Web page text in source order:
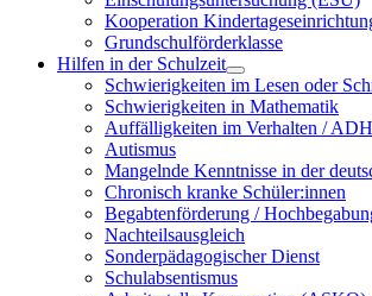
Kooperation
Grundschulförderklasse
Hilfen in der Schulzeit
Schwierigkeiten im Lesen oder
Schwierigkeiten in Mathematik
Auffälligkeiten im Verhalten /
Autismus
Mangelnde Kenntnisse in der
Chronisch kranke Schüler:innen
Begabtenförderung /
Nachteilsausgleich
Sonderpädagogischer Dienst
Schulabsentismus